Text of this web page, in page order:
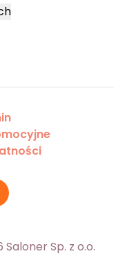
Sp. z o.o.